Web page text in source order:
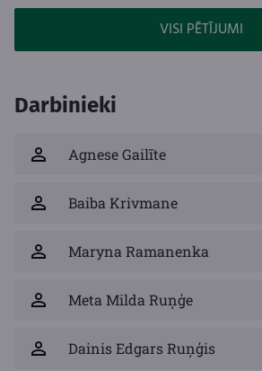
VISI PĒTĪJUMI
Darbinieki
Agnese Gailīte
Baiba Krivmane
Maryna Ramanenka
Meta Milda Ruņģe
Dainis Edgars Ruņģis